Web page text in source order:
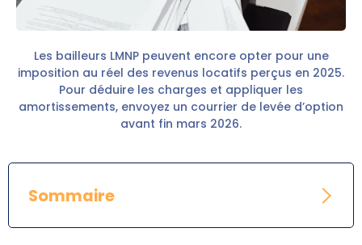
Les bailleurs LMNP peuvent encore opter pour une
imposition au réel des revenus locatifs perçus en 2025.
Pour déduire les charges et appliquer les
amortissements, envoyez un courrier de levée d’option
avant fin mars 2026.
Sommaire